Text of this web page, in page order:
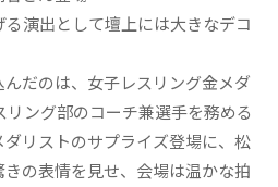
演出として壇上には大きなデコ
だのは、女子レスリング金メダ
リング部のコーチ兼選手を務める
リストのサプライズ登場に、松
の表情を見せ、会場は温かな拍